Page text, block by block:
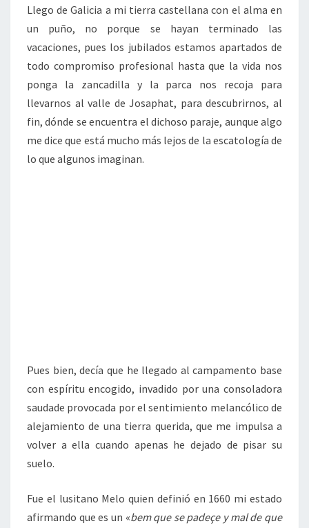
Llego de Galicia a mi tierra castellana con el alma en
un puño, no porque se hayan terminado las
vacaciones, pues los jubilados estamos apartados de
todo compromiso profesional hasta que la vida nos
ponga la zancadilla y la parca nos recoja para
llevarnos al valle de Josaphat, para descubrirnos, al
fin, dónde se encuentra el dichoso paraje, aunque algo
me dice que está mucho más lejos de la escatología de
lo que algunos imaginan.
Pues bien, decía que he llegado al campamento base
con espíritu encogido, invadido por una consoladora
saudade provocada por el sentimiento melancólico de
alejamiento de una tierra querida, que me impulsa a
volver a ella cuando apenas he dejado de pisar su
suelo.
Fue el lusitano Melo quien definió en 1660 mi estado
afirmando que es un «bem que se padeçe y mal de que